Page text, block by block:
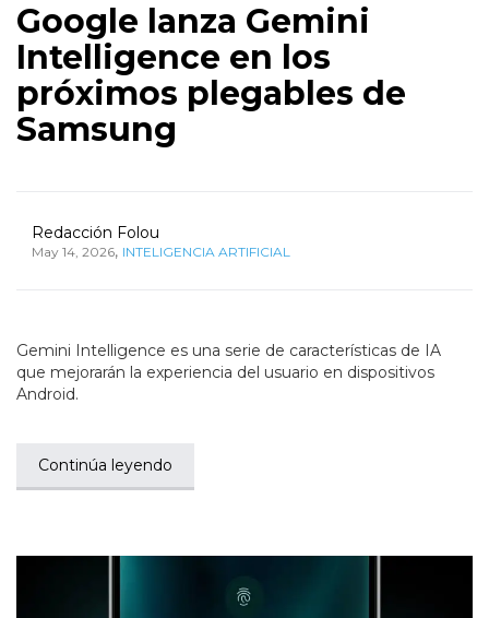
Google lanza Gemini
Intelligence en los
próximos plegables de
Samsung
Redacción Folou
May 14, 2026, INTELIGENCIA ARTIFICIAL
Gemini Intelligence es una serie de características de IA
que mejorarán la experiencia del usuario en dispositivos
Android.
Continúa leyendo